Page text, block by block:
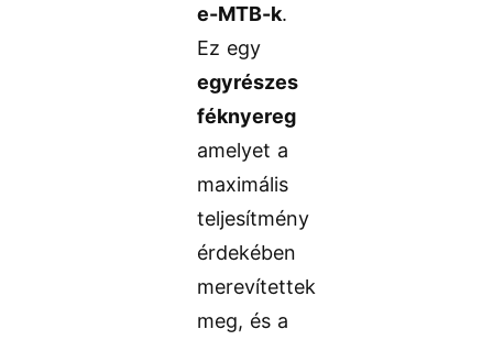
e-MTB-k.
Ez egy
egyrészes
féknyereg
amelyet a
maximális
teljesítmény
érdekében
merevítettek
meg, és a